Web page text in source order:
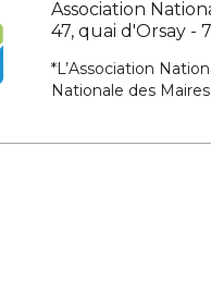
Association
47, quai d'Orsay -
*L’Association
Nationale des